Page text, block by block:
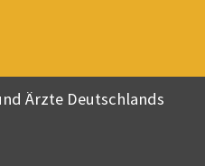
Ärzte Deutschlands